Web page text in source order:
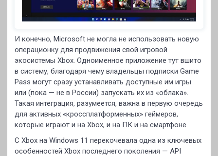
И конечно, Microsoft не могла не использовать новую
операционку для продвижения свой игровой
экосистемы Xbox. Одноименное приложение тут вшито
в систему, благодаря чему владельцы подписки Game
Pass могут сразу устанавливать доступные им игры
или (пока — не в России) запускать их из «облака».
Такая интеграция, разумеется, важна в первую очередь
для активных «кроссплатформенных» геймеров,
которые играют и на Xbox, и на ПК и на смартфоне.
С Xbox на Windows 11 перекочевала одна из ключевых
особенностей Xbox последнего поколения — API